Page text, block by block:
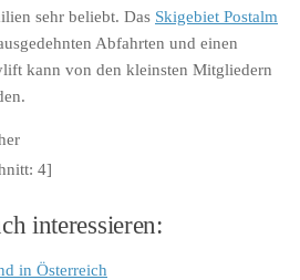
sehr beliebt. Das Skigebiet Postalm
Abfahrten und einen
kann von den kleinsten Mitgliedern
4]
interessieren:
in Österreich